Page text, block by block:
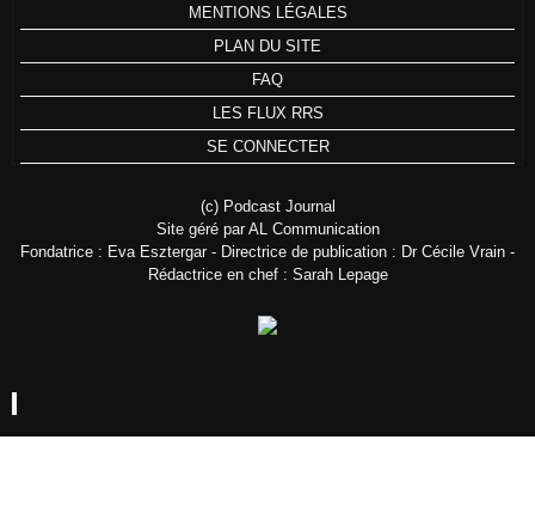
MENTIONS LÉGALES
PLAN DU SITE
FAQ
LES FLUX RRS
SE CONNECTER
(c) Podcast Journal
Site géré par AL Communication
Fondatrice : Eva Esztergar - Directrice de publication : Dr Cécile Vrain -
Rédactrice en chef : Sarah Lepage